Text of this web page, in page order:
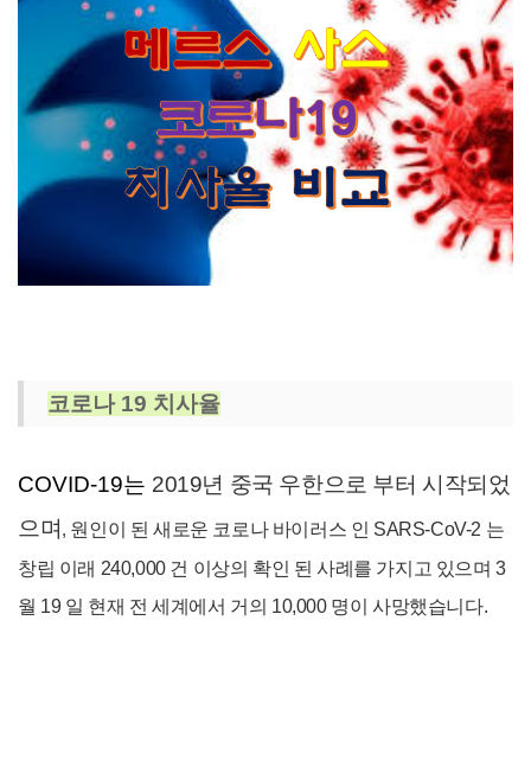
코로나 19 치사율
COVID-19는 2019년 중국 우한으로 부터 시작되었
으며, 원인이 된 새로운 코로나 바이러스 인 SARS-CoV-2 는
창립 이래 240,000 건 이상의 확인 된 사례를 가지고 있으며 3
월 19 일 현재 전 세계에서 거의 10,000 명이 사망했습니다.